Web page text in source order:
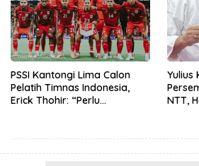
PSSI Kantongi Lima Calon
Pelatih Timnas Indonesia,
Erick Thohir: “Perlu
Yulius
NTT,